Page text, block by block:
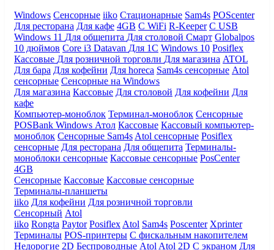
Windows Сенсорные iiko Стационарные Sam4s POScenter
Для ресторана Для кафе 4GB С WiFi R-Keeper С USB
Windows 11 Для общепита Для столовой Смарт Globalpos
10 дюймов Core i3 Datavan Для 1С Windows 10 Posiflex
Кассовые Для розничной торговли Для магазина ATOL
Для бара Для кофейни Для horeca Sam4s сенсорные Atol
сенсорные Сенсорные на Windows
Для магазина Кассовые Для столовой Для кофейни Для
кафе
Компьютер-моноблок Терминал-моноблок Сенсорные
POSBank Windows Атол Кассовые Кассовый компьютер-
моноблок Сенсорные Sam4s Atol сенсорные Posiflex
сенсорные Для ресторана Для общепита Терминалы-
моноблоки сенсорные Кассовые сенсорные PosCenter
4GB
Сенсорные Кассовые Кассовые сенсорные
Терминалы-планшеты
iiko Для кофейни Для розничной торговли
Сенсорный Atol
iiko Rongta Paytor Posiflex Atol Sam4s Poscenter Xprinter
Терминалы POS-принтеры С фискальным накопителем
Недорогие 2D Беспроводные Atol Atol 2D С экраном Для